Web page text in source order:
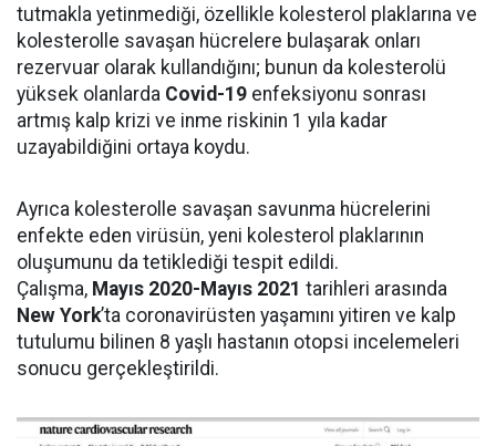
tutmakla yetinmediği, özellikle kolesterol plaklarına ve
kolesterolle savaşan hücrelere bulaşarak onları
rezervuar olarak kullandığını; bunun da kolesterolü
yüksek olanlarda Covid-19 enfeksiyonu sonrası
artmış kalp krizi ve inme riskinin 1 yıla kadar
uzayabildiğini ortaya koydu.
Ayrıca kolesterolle savaşan savunma hücrelerini
enfekte eden virüsün, yeni kolesterol plaklarının
oluşumunu da tetiklediği tespit edildi.
Çalışma, Mayıs 2020-Mayıs 2021 tarihleri arasında
New York’ta coronavirüsten yaşamını yitiren ve kalp
tutulumu bilinen 8 yaşlı hastanın otopsi incelemeleri
sonucu gerçekleştirildi.